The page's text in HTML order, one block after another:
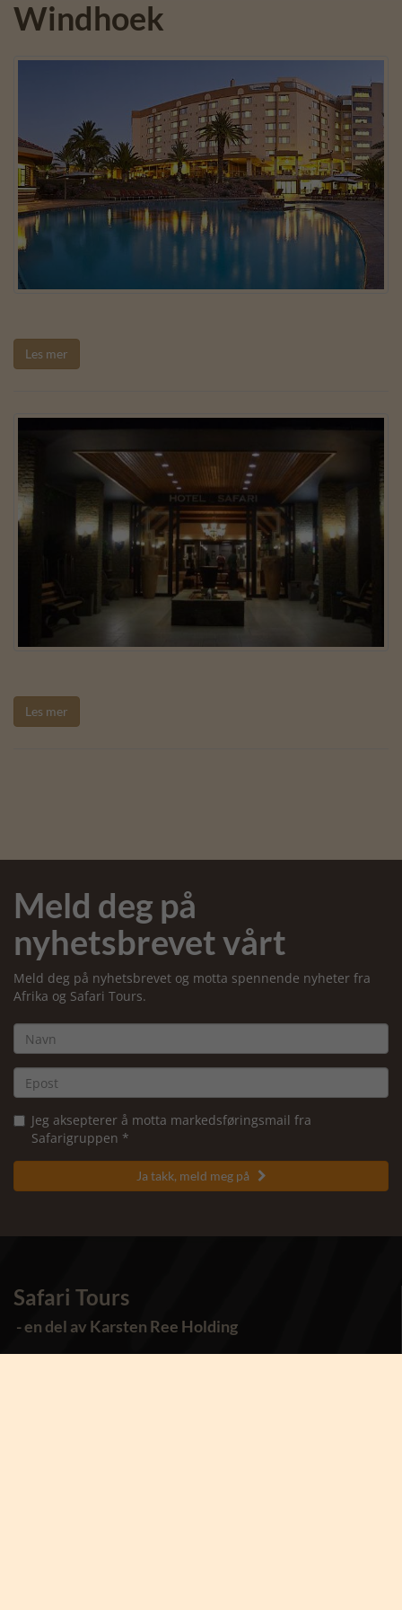
Windhoek
Les mer
Les mer
Meld deg på
nyhetsbrevet vårt
Meld deg på nyhetsbrevet og motta spennende nyheter fra
Afrika og Safari Tours.
Jeg aksepterer å motta markedsføringsmail fra
Safarigruppen *
Ja takk, meld meg på 
Safari Tours
- en del av Karsten Ree Holding